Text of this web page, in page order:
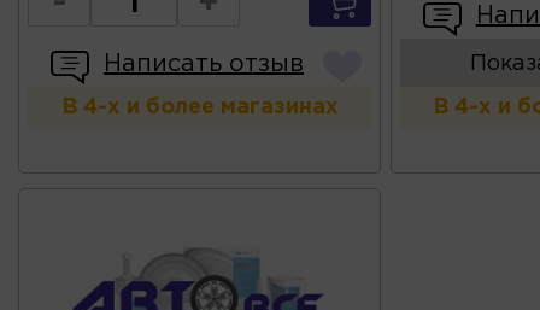
Написать отзыв
В 4-х и более магазинах В 4-х и